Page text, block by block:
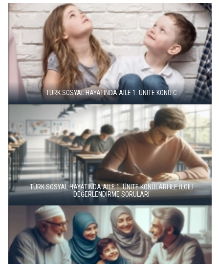
TÜRK SOSYAL HAYATINDA AILE 1. ÜNITE KONU C
TÜRK SOSYAL HAYATINDA AILE 1. ÜNITE KONULARI ILE İLGILI
DEĞERLENDIRME SORULARI